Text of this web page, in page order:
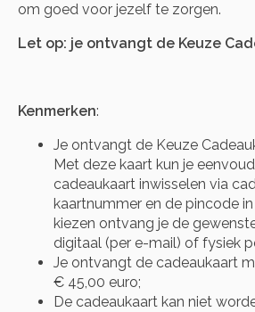
om goed voor jezelf te zorgen.
Let op: je ontvangt de Keuze
Kenmerken:
Je ontvangt de Keuze
Met deze kaart kun je
cadeaukaart inwisselen via
kaartnummer en de pincode
kiezen ontvang je de
digitaal (per e-mail) of fysiek
Je ontvangt de cadeaukaart
€ 45,00 euro;
De cadeaukaart kan niet